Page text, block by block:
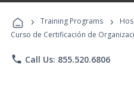
› Training Programs ›
Curso de Certificación de
phone Call Us: 855.520.6806